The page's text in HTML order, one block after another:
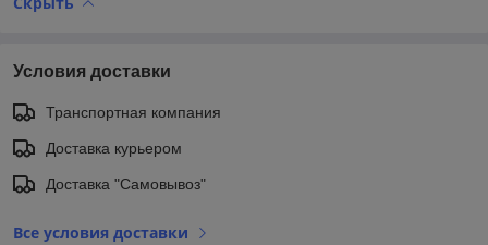
Условия доставки
Транспортная компания
Доставка курьером
Доставка "Самовывоз"
Все условия доставки